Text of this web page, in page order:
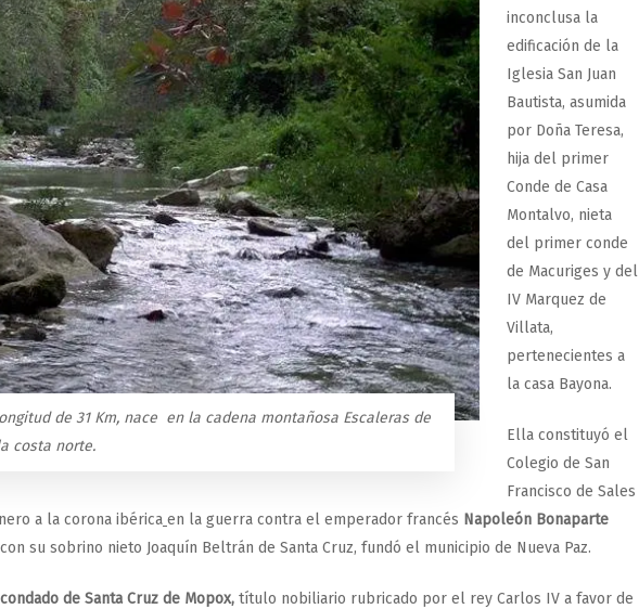
de 31 Km, nace en la cadena montañosa Escaleras de
costa norte.
inconclusa la
edificación de la
Iglesia San Juan
Bautista, asumida
por Doña Teresa,
hija del primer
Conde de Casa
Montalvo, nieta
del primer conde
de Macuriges y del
IV Marquez de
Villata,
pertenecientes a
la casa Bayona.
Ella constituyó el
Colegio de San
Francisco de Sales
a la corona ibérica en la guerra contra el emperador francés Napoleón Bonaparte
su sobrino nieto Joaquín Beltrán de Santa Cruz, fundó el municipio de Nueva Paz.
condado de Santa Cruz de Mopox, título nobiliario rubricado por el rey Carlos IV a favor de